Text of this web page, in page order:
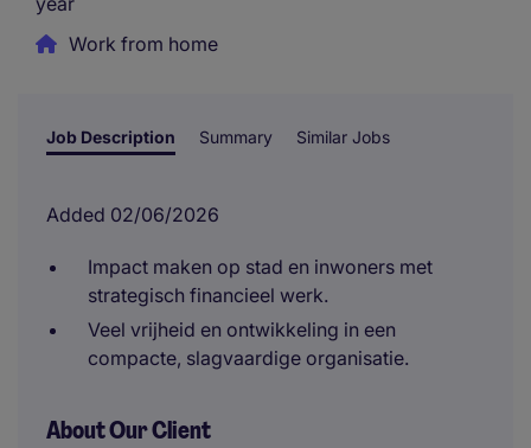
Work from home
Job Description Summary Similar Jobs
Added 02/06/2026
Impact maken op stad en inwoners met
strategisch financieel werk.
Veel vrijheid en ontwikkeling in een
compacte, slagvaardige organisatie.
About Our Client